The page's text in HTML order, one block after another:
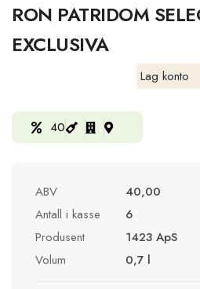
RON PATRIDOM
EXCLUSIVA
Lag konto
40
ABV
40,00
Antall i kasse
6
Produsent
1423 ApS
Volum
0,7 l